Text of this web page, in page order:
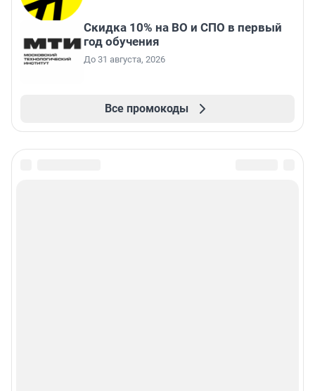
Скидка 10% на ВО и СПО в первый
год обучения
До 31 августа, 2026
Все промокоды